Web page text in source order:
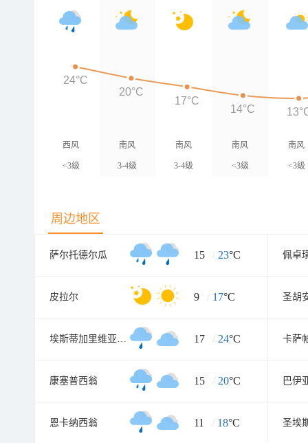
西风
<3级
南风
3-4级
南风
3-4级
南风
<3级
南风
<3级
24°C
20°C
17°C
14°C
周边地区
萨尔托德尔瓜 15 / 23°C 佩卓
皮拉尔 9 / 17°C 圣胡
埃斯蒂加里维亚元帅镇 17 / 24°C 卡萨
康塞普西翁 15 / 20°C 巴伊
恩卡纳西翁 11 / 18°C 圣埃